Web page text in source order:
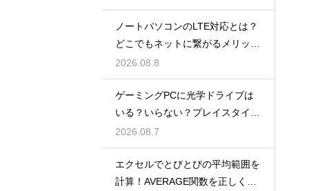
ノートパソコンのLTE対応とは？
どこでもネットに繋がるメリット
解説
2026.08.8
ゲーミングPCに光学ドライブは
いる？いらない？プレイスタイル
で判断
2026.08.7
エクセルでとびとびの平均範囲を
計算！AVERAGE関数を正しく使